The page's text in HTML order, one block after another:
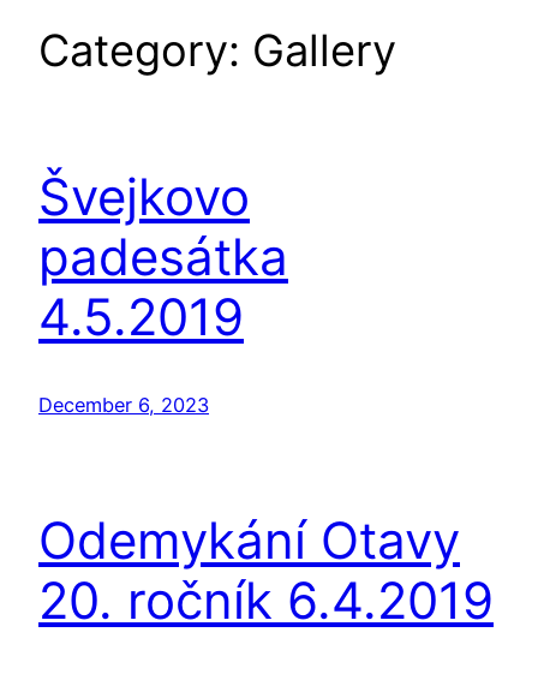
Category: Gallery
Švejkovo
padesátka
4.5.2019
December 6, 2023
Odemykání Otavy
20. ročník 6.4.2019